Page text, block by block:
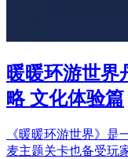
暖暖环游世界
略 文化体验篇
《暖暖环游世界》
麦主题关卡也备受玩